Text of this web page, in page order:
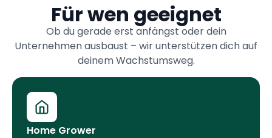
Für wen geeignet
Ob du gerade erst anfängst oder dein
Unternehmen ausbaust – wir unterstützen dich auf
deinem Wachstumsweg.
Home Grower